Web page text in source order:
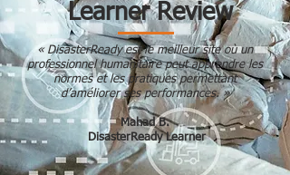
« DisasterReady est le meilleur site où un
professionnel humanitaire peut apprendre les
normes et les pratiques permettant
d’améliorer ses performances. »
Mahad B.
DisasterReady Learner
Learner Review